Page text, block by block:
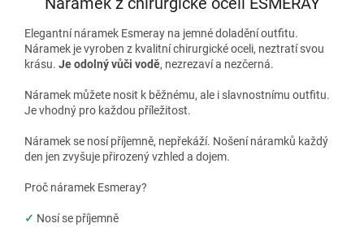
Elegantní náramek Esmeray na jemné doladění outfitu.
Náramek je vyroben z kvalitní chirurgické oceli, neztratí svou
krásu. Je odolný vůči vodě, nezrezaví a nezčerná.
Náramek můžete nosit k běžnému, ale i slavnostnímu outfitu.
Je vhodný pro každou příležitost.
Náramek se nosí příjemně, nepřekáží. Nošení náramků každý
den jen zvyšuje přirozený vzhled a dojem.
Proč náramek Esmeray?
✓ Nosí se příjemně